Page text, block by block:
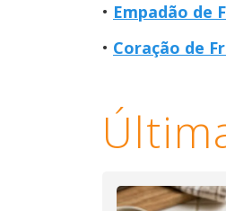
Empadão de
Coração de